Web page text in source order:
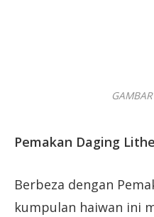
Pemakan Daging
Berbeza dengan
kumpulan haiwan ini